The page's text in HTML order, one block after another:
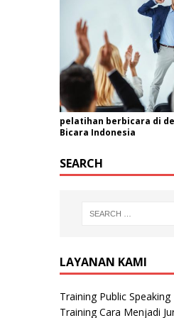
pelatihan berbicara di
Bicara Indonesia
SEARCH
LAYANAN KAMI
Training Public
Training Cara Menjadi